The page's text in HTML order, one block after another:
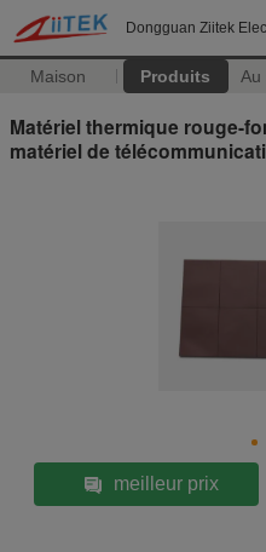
Dongguan Ziitek
Maison Produits Au
Matériel thermique rouge-
matériel de
meilleur prix